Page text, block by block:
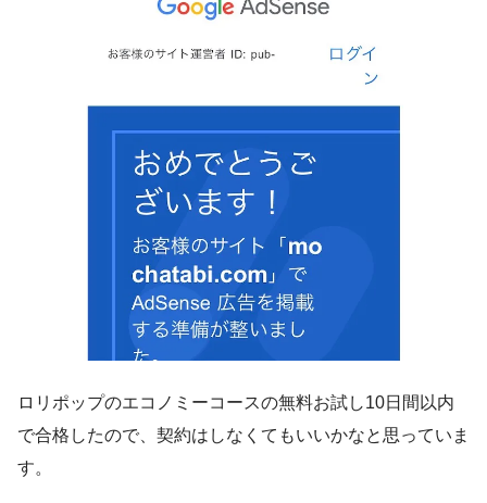
ロリポップのエコノミーコースの無料お試し10日間以内
で合格したので、契約はしなくてもいいかなと思っていま
す。